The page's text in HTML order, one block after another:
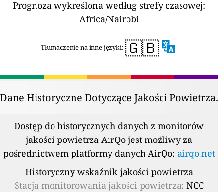
Prognoza wykreślona według strefy czasowej:
Africa/Nairobi
Tłumaczenie na inne języki: 🇬🇧
Dane Historyczne Dotyczące Jakości Powietrza.
Dostęp do historycznych danych z monitorów
jakości powietrza AirQo jest możliwy za
pośrednictwem platformy danych AirQo: airqo.net
Historyczny wskaźnik jakości powietrza
Stacja monitorowania jakości powietrza: NCC